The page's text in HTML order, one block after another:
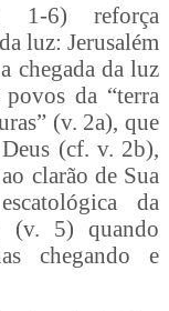
6) reforça
luz: Jerusalém
chegada da luz
da “terra
(v. 2a), que
(cf. v. 2b),
clarão de Sua
da
(v. 5) quando
chegando e